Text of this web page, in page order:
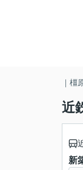
｜橿
近
新